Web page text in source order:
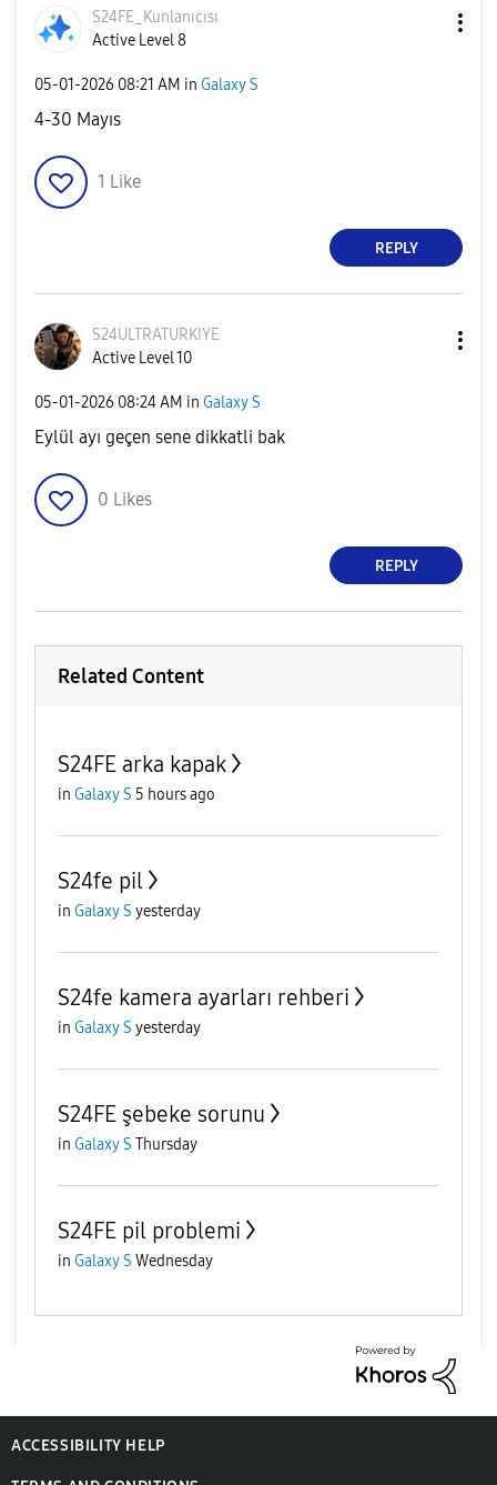
S24FE_Kunlanıcısı
Active Level 8
‎05-01-2026 08:21 AM in Galaxy S
4-30 Mayıs
1 Like
REPLY
S24ULTRATURKIYE
Active Level 10
‎05-01-2026 08:24 AM in Galaxy S
Eylül ayı geçen sene dikkatli bak
0 Likes
REPLY
Related Content
S24FE arka kapak
in Galaxy S 5 hours ago
S24fe pil
in Galaxy S yesterday
S24fe kamera ayarları rehberi
in Galaxy S yesterday
S24FE şebeke sorunu
in Galaxy S Thursday
S24FE pil problemi
in Galaxy S Wednesday
ACCESSIBILITY HELP